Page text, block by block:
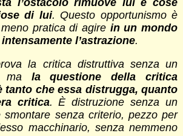
l’ostacolo rimuove lui e cose
di lui. Questo opportunismo è
pratica di agire in un mondo
l’astrazione.
la critica distruttiva senza un
ma la questione della critica
tanto che essa distrugga, quanto
critica. È distruzione senza un
smontare senza criterio, pezzo per
macchinario, senza nemmeno